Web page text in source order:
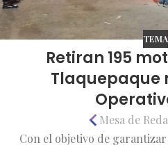
TEMA
Retiran 195
Tlaquepaque
Mesa de
Con el objetivo de